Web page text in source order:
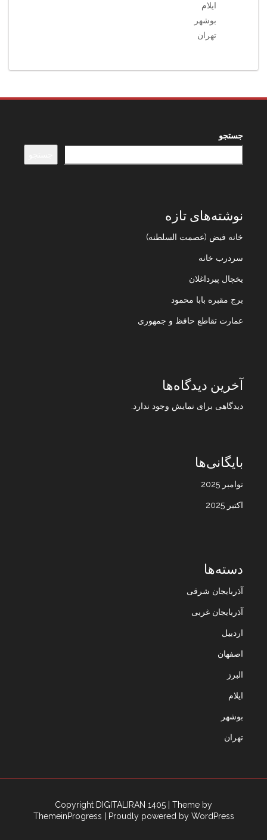
ایلام
بوشهر
تهران
جستجو
نوشته‌های تازه
خانه فیض (عصمت السلطنه)
سردرب خانه
یخچال پیرداغلان
برج مقبره بابا محمود
عمارت تقاطع حافظ و جمهوری
آخرین دیدگاه‌ها
دیدگاهی برای نمایش وجود ندارد.
بایگانی‌ها
نوامبر 2025
اکتبر 2025
دسته‌ها
آذربایجان شرقی
آذربایجان غربی
اردبیل
اصفهان
البرز
ایلام
بوشهر
تهران
Copyright DIGITALIRAN 1405
| Theme by
ThemeinProgress
| Proudly powered by WordPress